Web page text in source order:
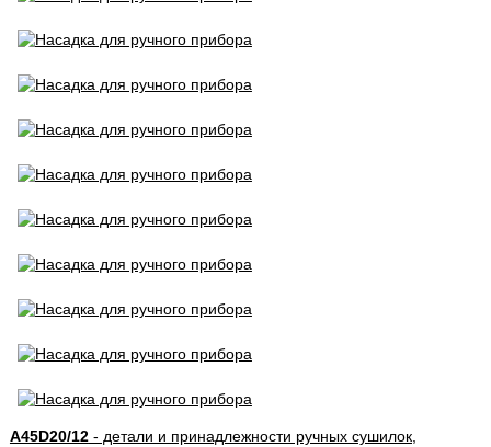
A45D20/12- детали и принадлежности ручных сушилок,